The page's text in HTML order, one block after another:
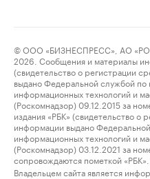
© ООО «БИЗНЕСПРЕСС», АО
2026. Сообщения и материалы
(свидетельство о регистрации
выдано Федеральной службой по
информационных технологий и
(Роскомнадзор) 09.12.2015 за
издания «РБК» (свидетельство о
информации выдано
информационных технологий и
(Роскомнадзор) 03.12.2021 за
сопровождаются пометкой «РБК».
Владельцем сайта является